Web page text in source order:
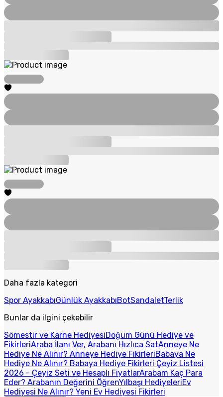
Daha fazla kategori
Spor AyakkabıGünlük AyakkabıBotSandaletTerlik
Bunlar da ilgini çekebilir
Sömestir ve Karne HediyesiDoğum Günü Hediye ve
FikirleriAraba İlanı Ver, Arabanı Hızlıca SatAnneye Ne
Hediye Ne Alınır? Anneye Hediye FikirleriBabaya Ne
Hediye Ne Alınır? Babaya Hediye Fikirleri Çeyiz Listesi
2026 - Çeyiz Seti ve Hesaplı FiyatlarArabam Kaç Para
Eder? Arabanın Değerini ÖğrenYılbaşı HediyeleriEv
Hediyesi Ne Alınır? Yeni Ev Hediyesi Fikirleri